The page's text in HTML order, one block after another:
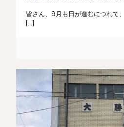
皆さん、9月も日が進むにつれて
[…]